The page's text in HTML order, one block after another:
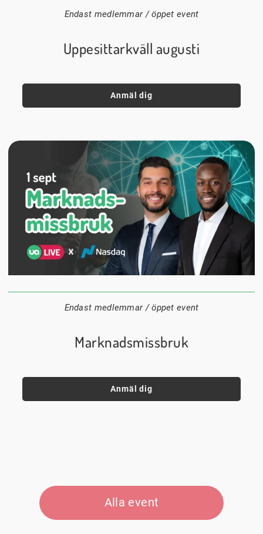
Endast medlemmar / öppet event
Uppesittarkväll augusti
Anmäl dig
1 september
18:00
Digitalt
Endast medlemmar / öppet event
Marknadsmissbruk
Anmäl dig
Alla event